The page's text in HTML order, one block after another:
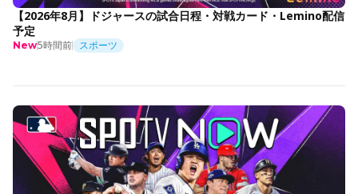
【2026年8月】ドジャースの試合日程・対戦カード・Lemino配信
予定
New5時間前 スポーツ